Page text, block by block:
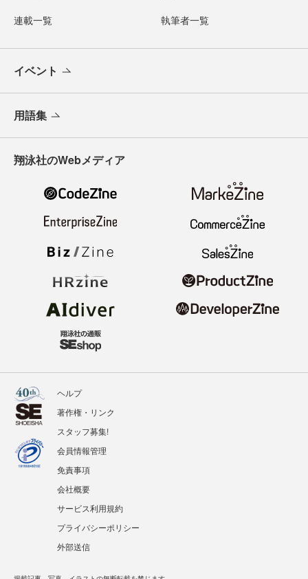
連載一覧 執筆者一覧
イベント
用語集
翔泳社のWebメディア
ヘルプ
著作権・リンク
スタッフ募集!
会員情報管理
免責事項
会社概要
サービス利用規約
プライバシーポリシー
外部送信